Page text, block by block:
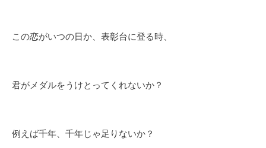
この恋がいつの日か、表彰台に登る時、
君がメダルをうけとってくれないか？
例えば千年、千年じゃ足りないか？